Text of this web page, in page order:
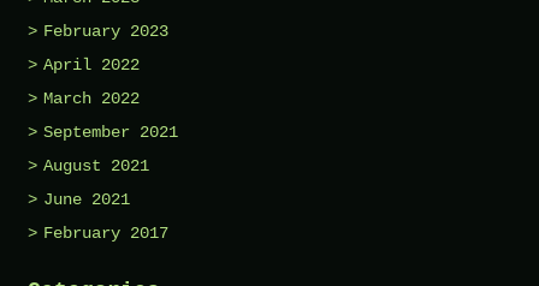
February 2023
April 2022
March 2022
September 2021
August 2021
June 2021
February 2017